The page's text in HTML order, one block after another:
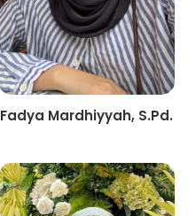
Fadya Mardhiyyah, S.Pd.